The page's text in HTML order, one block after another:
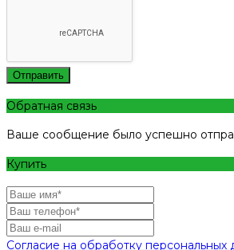
Отправить
Обратная связь
Ваше сообщение было успешно
Купить
Согласие на обработку персональных